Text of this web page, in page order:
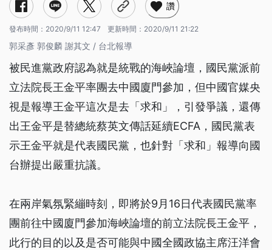
讚
發布時間： 2020/9/11 12:47 更新時間： 2020/9/11 21:22
郭采彥 郭俊麟 謝其文 / 台北報導
被民進黨政府認為就是統戰的海峽論壇，國民黨派前
立法院長王金平率團去中國廈門參加，但中國官媒央
視是報導王金平這次是去「求和」，引發爭議，還傳
出王金平是替總統蔡英文傳話延續ECFA，國民黨表
示王金平就是代表國民黨，也針對「求和」報導向國
台辦提出嚴重抗議。
在兩岸氣氛緊繃時刻，即將於9月16日代表國民黨率
團前往中國廈門參加海峽論壇的前立法院長王金平，
此行的目的以及是否可能與中國全國政協主席汪洋會